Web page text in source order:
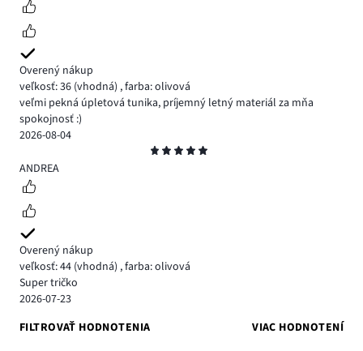
Overený nákup
veľkosť: 36 (vhodná) ,farba: olivová
veľmi pekná úpletová tunika, príjemný letný materiál za mňa
spokojnosť :)
2026-08-04
5
ANDREA
Overený nákup
veľkosť: 44 (vhodná) ,farba: olivová
Super tričko
2026-07-23
FILTROVAŤ HODNOTENIA
VIAC HODNOTENÍ